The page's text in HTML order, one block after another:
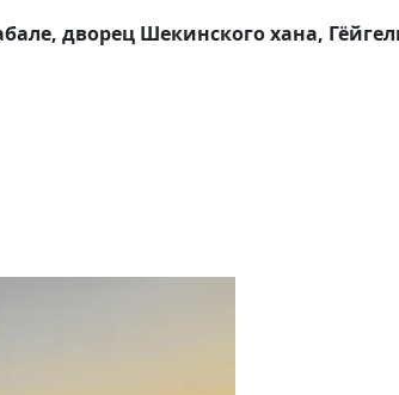
дворец Шекинского хана,